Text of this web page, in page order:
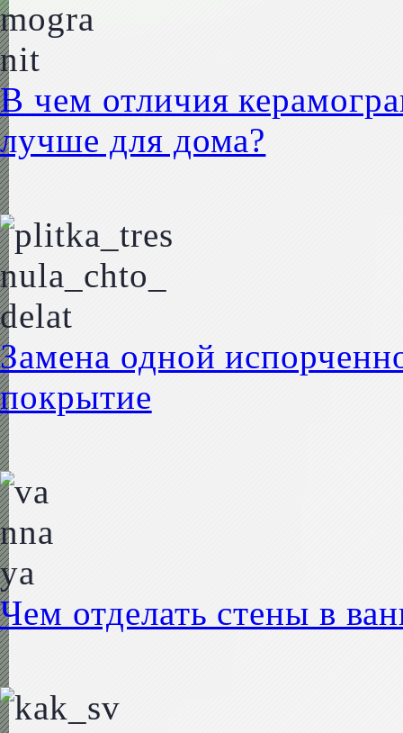
В чем отличия
лучше для дома?
Замена одной
покрытие
Чем отделать стены в